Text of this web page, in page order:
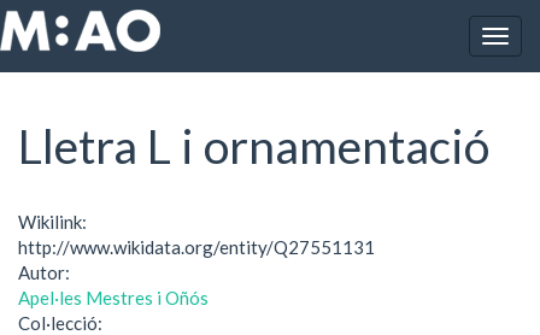
Vés al contingut
Inici Lletra L i ornamentació
Lletra L i ornamentació
Wikilink:
http://www.wikidata.org/entity/Q27551131
Autor:
Apel·les Mestres i Oñós
Col·lecció: